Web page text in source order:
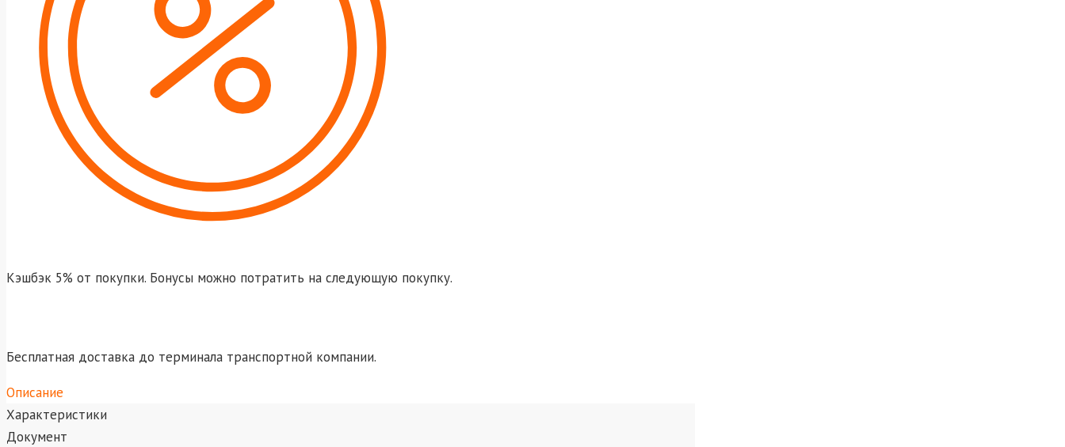
Кэшбэк 5% от покупки. Бонусы можно потратить на следующую покупку.
Бесплатная доставка до терминала транспортной компании.
Описание
Характеристики
Документ